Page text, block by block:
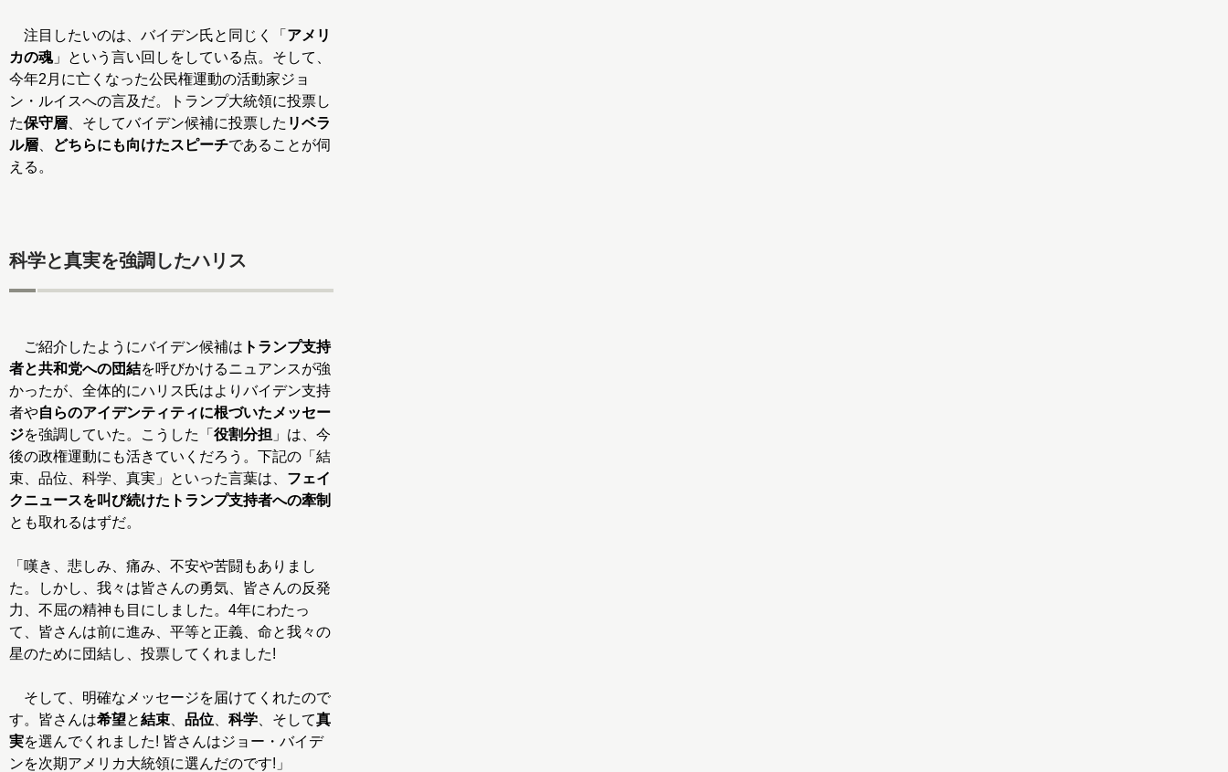
注目したいのは、バイデン氏と同じく「 アメリ
カの魂」という言い回しをしている点。そして、
今年2月に亡くなった公民権運動の活動家ジョ
ン・ルイスへの言及だ。トランプ大統領に投票し
た保守層 、そしてバイデン候補に投票した リベラ
ル層
どちらにも向けたスピーチであることが伺
える。
科学と真実を強調したハリス
ご紹介したようにバイデン候補は トランプ支持
者と共和党への団結を呼びかけるニュアンスが強
かったが、全体的にハリス氏はよりバイデン支持
者や自らのアイデンティティに根づいたメッセー
ジを強調していた。こうした「 役割分担 」は、今
後の政権運動にも活きていくだろう。下記の「結
束、品位、科学、真実」といった言葉は、 フェイ
クニュースを叫び続けたトランプ支持者への牽制
とも取れるはずだ。
「嘆き、悲しみ、痛み、不安や苦闘もありまし
た。しかし、我々は皆さんの勇気、皆さんの反発
力、不屈の精神も目にしました。4年にわたっ
て、皆さんは前に進み、平等と正義、命と我々の
星のために団結し、投票してくれました!
そして、明確なメッセージを届けてくれたので
す。皆さんは希望と結束 品位 科学 、そして真
実を選んでくれました! 皆さんはジョー・バイデ
ンを次期アメリカ大統領に選んだのです!」